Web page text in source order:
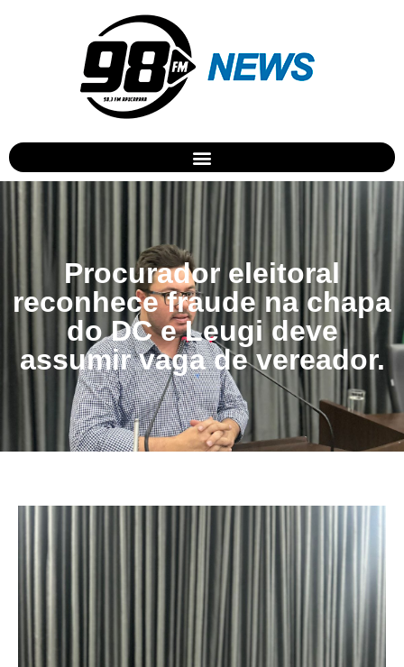
Procurador eleitoral
reconhece fraude na chapa
do DC e Leugi deve
assumir vaga de vereador.